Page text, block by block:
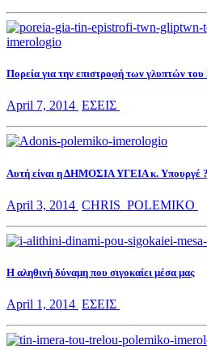
Πορεία για την επιστροφή των γλυπτών
April 7, 2014 ΕΣΕΙΣ
Αυτή είναι η ΔΗΜΟΣΙΑ ΥΓΕΙΑ κ. Υπουργέ
April 3, 2014 CHRIS_POLEMIKO
Η αληθινή δύναμη που σιγοκαίει μέσα μας
April 1, 2014 ΕΣΕΙΣ